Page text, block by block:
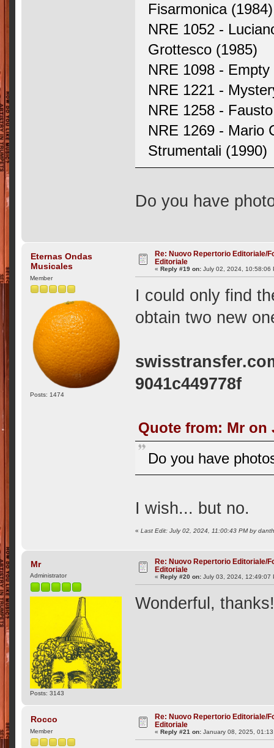
Fisarmonica (1984)
NRE 1052 -
Grottesco (1985)
NRE 1098 -
NRE 1221 -
NRE 1258 -
NRE 1269 - Mario
Strumentali (1990)
Do you have
Eternas Ondas
Musicales
Member
Posts: 1474
Re: Nuovo Repertorio Editoriale/
Editoriale
« Reply #19 on: July 02, 2024, 10:58:06
I could only find
obtain two new
9041c449778f
Quote from: Mr on
Do you have
I wish... but no.
«Last Edit: July 02, 2024, 11:00:43 PM by
Mr
Administrator
Posts: 3143
Re: Nuovo Repertorio Editoriale/
Editoriale
«Reply #20 on: July 03, 2024, 12:49:07
Wonderful,
Rocco
Member
Re: Nuovo Repertorio Editoriale/
Editoriale
«Reply #21 on: January 08, 2025,